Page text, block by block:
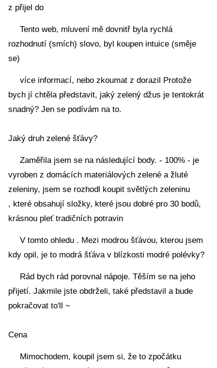
z přijel do
Tento web, mluvení mě dovnitř byla rychlá
rozhodnutí (smích) slovo, byl koupen intuice (směje
se)
více informací, nebo zkoumat z dorazil Protože
bych jí chtěla představit, jaký zelený džus je tentokrát
snadný? Jen se podívám na to.
Jaký druh zelené šťávy?
Zaměřila jsem se na následující body. - 100% - je
vyroben z domácích materiálových zelené a žluté
zeleniny, jsem se rozhodl koupit světlých zeleninu
, které obsahují složky, které jsou dobré pro 30 bodů,
krásnou pleť tradičních potravin
V tomto ohledu . Mezi modrou šťávou, kterou jsem
kdy opil, je to modrá šťáva v blízkosti modré polévky?
Rád bych rád porovnal nápoje. Těším se na jeho
přijetí. Jakmile jste obdrželi, také představil a bude
pokračovat to'll ~
Cena
Mimochodem, koupil jsem si, že to zpočátku